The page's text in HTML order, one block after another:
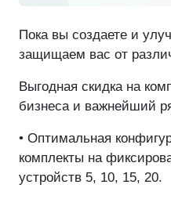
Пока вы создаете и
защищаем вас от
Выгодная скидка на
бизнеса и важнейший
• Оптимальная
комплекты на
устройств 5, 10, 15, 20.